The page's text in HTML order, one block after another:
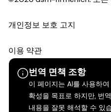
번역 면책 조항
이 페이지는 AI를 사용하
확성을 목표로 하지만, 번
내용을 잘못 해석할 수 있
개인정보 보호 고지
이용 약관
약관
캘리포니아 투명성